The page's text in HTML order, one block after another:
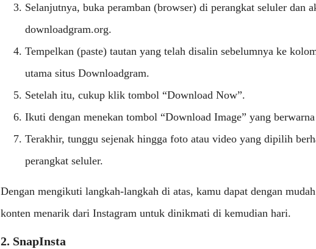
Selanjutnya, buka peramban (browser) di perangkat seluler dan
downloadgram.org.
Tempelkan (paste) tautan yang telah disalin sebelumnya ke
utama situs Downloadgram.
Setelah itu, cukup klik tombol “Download Now”.
Ikuti dengan menekan tombol “Download Image” yang
Terakhir, tunggu sejenak hingga foto atau video yang dipilih
perangkat seluler.
Dengan mengikuti langkah-langkah di atas, kamu dapat dengan
konten menarik dari Instagram untuk dinikmati di kemudian hari.
2. SnapInsta